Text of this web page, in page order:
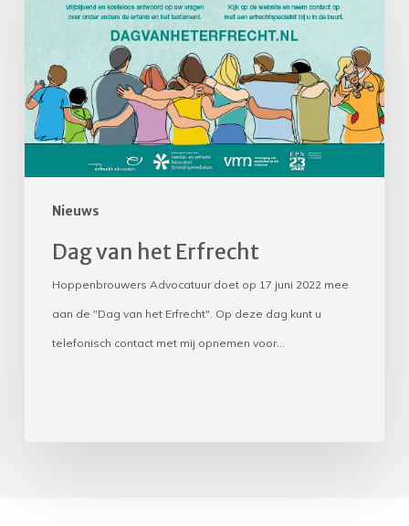
Nieuws
Dag van het Erfrecht
Hoppenbrouwers Advocatuur doet op 17 juni 2022 mee
aan de "Dag van het Erfrecht". Op deze dag kunt u
telefonisch contact met mij opnemen voor…